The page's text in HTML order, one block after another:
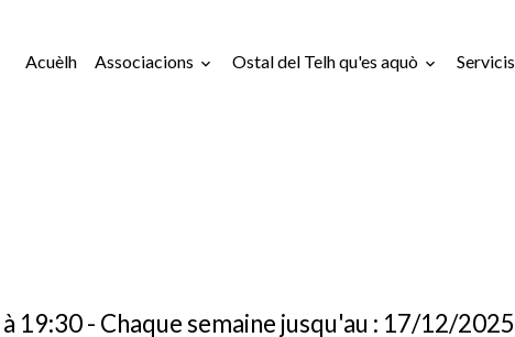
Acuèlh Associacions Ostal del Telh qu'es aquò Servicis
à 19:30- Chaque semaine jusqu'au : 17/12/2025